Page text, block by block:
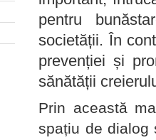
pentru
societății. În
prevenției și
sănătății
Prin această
spațiu de dialog